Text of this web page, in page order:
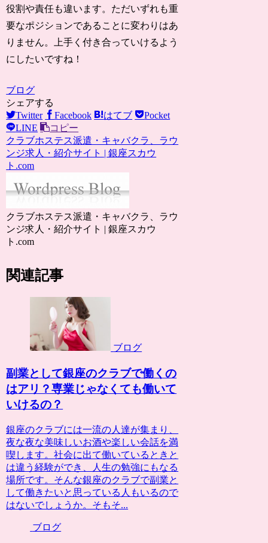
役割や責任も違います。ただいずれも重
要なポジションであることに変わりはあ
りません。上手く付き合っていけるよう
にしたいですね！
ブログ
シェアする
Twitter
Facebook はてブ
Pocket
LINE
コピー
クラブホステス派遣・キャバクラ、ラウ
ンジ求人・紹介サイト | 銀座スカウ
ト.com
クラブホステス派遣・キャバクラ、ラウ
ンジ求人・紹介サイト | 銀座スカウ
ト.com
関連記事
ブログ
副業として銀座のクラブで働くの
はアリ？専業じゃなくても働いて
いけるの？
銀座のクラブには一流の人達が集まり、
夜な夜な美味しいお酒や楽しい会話を満
喫します。社会に出て働いているときと
は違う経験ができ、人生の勉強にもなる
場所です。そんな銀座のクラブで副業と
して働きたいと思っている人もいるので
はないでしょうか。そもそ...
ブログ